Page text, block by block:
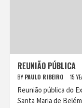
REUNIÃO PÚBLICA
BY PAULO RIBEIRO 15
Reunião pública do
Santa Maria de